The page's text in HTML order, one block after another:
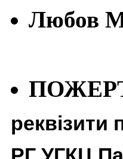
Любов
реквізити